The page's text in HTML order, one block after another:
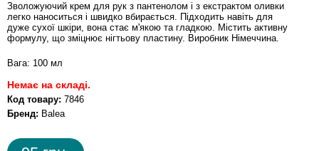
Зволожуючий крем для рук з пантенолом і з екстрактом оливки
легко наноситься і швидко вбирається. Підходить навіть для
дуже сухої шкіри, вона стає м'якою та гладкою. Містить активну
формулу, що зміцнює нігтьову пластину. Виробник Німеччина.
Вага: 100 мл
Немає на складі.
Код товару: 7846
Бренд: Balea